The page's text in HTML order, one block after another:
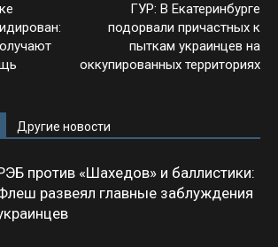
ГУР: В Екатеринбурге
подорвали причастных к
пыткам украинцев на
оккупированных территориях
Другие новости
против «Шахедов» и баллистики:
развеял главные заблуждения